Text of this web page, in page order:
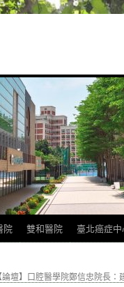
院 雙和醫院 臺北癌症
【論壇】口腔醫學院鄭信忠院長